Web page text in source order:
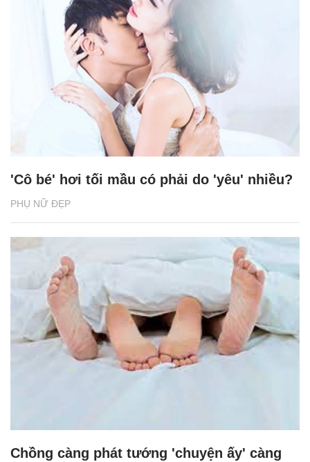
PHỤ NỮ ĐẸP
'Cô bé' hơi tối mầu có phải do 'yêu' nhiều?
Chồng càng phát tướng 'chuyện ấy' càng